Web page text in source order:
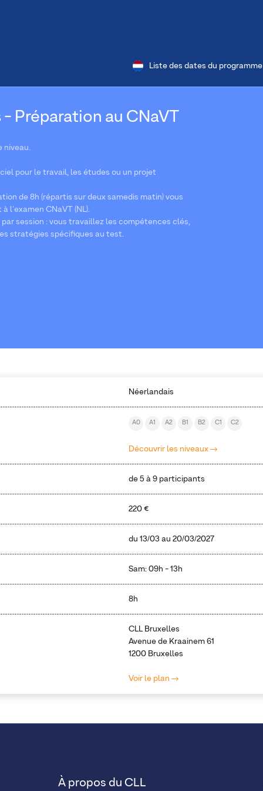
Liste des dates du programme
Préparation au CNaVT
niveau.
pour le travail, les études ou un projet
de 8h (répartis sur deux samedis matin) vous
l'examen CNaVT (NL).
par session : vous travaillez les compétences clés,
stratégies spécifiques au test.
Néerlandais
A0 A1 A2 B1 B2 C1 C2
Découvrir les niveaux
de 5 à 9 participants
220 €
du13/03 au20/03/2027
Sam: 09h - 13h
8h
CLL Bruxelles
Avenue de Kraainem 61
1200 Bruxelles
Voir le plan
À propos du CLL